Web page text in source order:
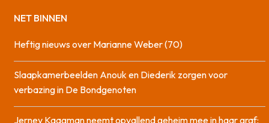
NET BINNEN
Heftig nieuws over Marianne Weber (70)
Slaapkamerbeelden Anouk en Diederik zorgen voor
verbazing in De Bondgenoten
Jerney Kaagman neemt opvallend geheim mee in haar graf: